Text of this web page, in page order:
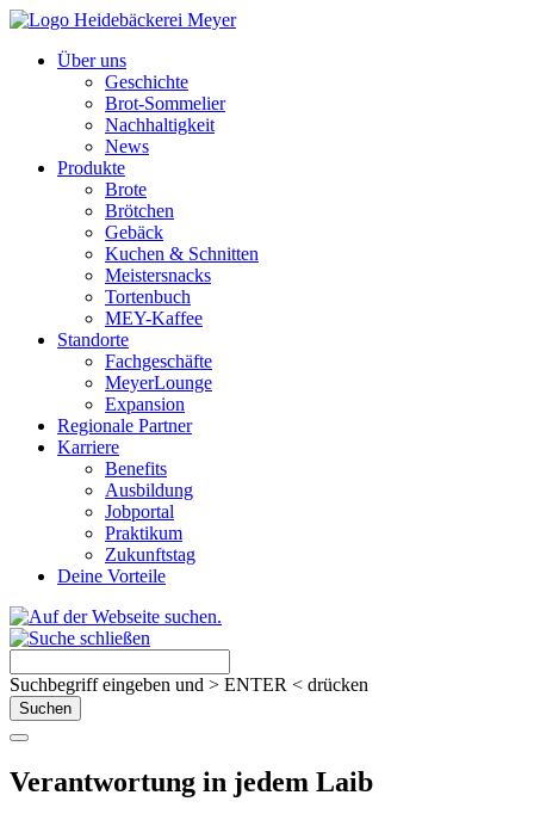
Über uns
Geschichte
Brot-Sommelier
Nachhaltigkeit
News
Produkte
Brote
Brötchen
Gebäck
Kuchen & Schnitten
Meistersnacks
Tortenbuch
MEY-Kaffee
Standorte
Fachgeschäfte
MeyerLounge
Expansion
Regionale Partner
Karriere
Benefits
Ausbildung
Jobportal
Praktikum
Zukunftstag
Deine Vorteile
Suchbegriff eingeben und > ENTER < drücken
Verantwortung in jedem Laib